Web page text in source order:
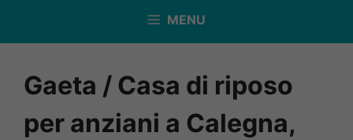
MENU
Gaeta / Casa di riposo
per anziani a Calegna,